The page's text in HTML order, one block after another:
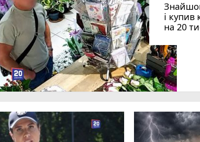
і купив
на 20